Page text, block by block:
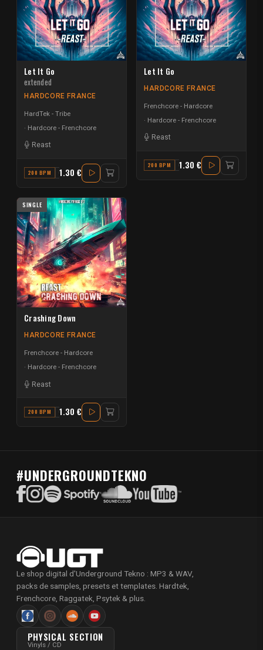
Let It Go
extended
HARDCORE FRANCE
HardTek - Tribe
Hardcore - Frenchcore
Reast
200 BPM G1.30 €
Let It Go
HARDCORE FRANCE
Frenchcore - Hardcore
Hardcore - Frenchcore
Reast
200 BPM C1.30 €
SINGLE
Crashing Down
HARDCORE FRANCE
Frenchcore - Hardcore
Hardcore - Frenchcore
Reast
200 BPM G#
1.30 €
#UNDERGROUNDTEKNO
Le shop digital d'Underground Tekno : MP3 & WAV,
packs de samples, presets et templates. Hardtek,
Frenchcore, Raggatek, Psytek & plus.
PHYSICAL SECTION
Vinyls / CD